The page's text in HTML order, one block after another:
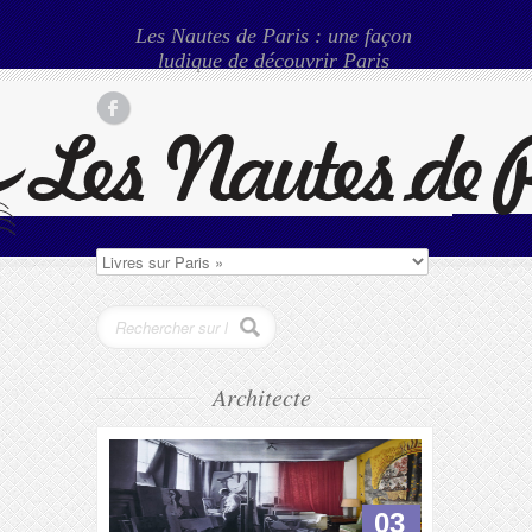
Les Nautes de Paris : une façon
ludique de découvrir Paris
Architecte
03